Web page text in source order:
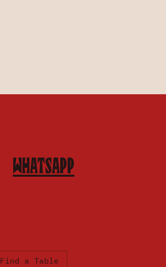
WHATSAPP
Find a Table